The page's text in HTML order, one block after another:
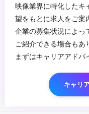
映像業界に特化したキ
望をもとに求人をご案
企業の募集状況によっ
ご紹介できる場合もあ
まずはキャリアアドバ
キャリ